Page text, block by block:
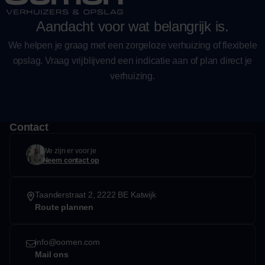
Aandacht voor wat belangrijk is.
We helpen je graag met een zorgeloze verhuizing of flexibele
opslag. Vraag vrijblijvend een indicatie aan of plan direct je
verhuizing.
Contact
We zijn er voor je
Neem contact op
Taanderstraat 2, 2222 BE Katwijk
Route plannen
info@oomen.com
Mail ons